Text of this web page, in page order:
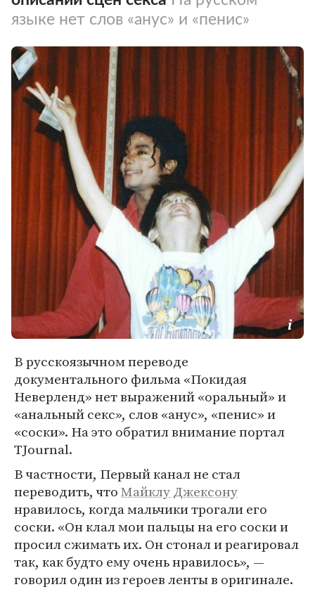
языке нет слов «анус» и «пенис»
В русскоязычном переводе
документального фильма «Покидая
Неверленд» нет выражений «оральный» и
«анальный секс», слов «анус», «пенис» и
«соски». На это обратил внимание портал
TJournal.
В частности, Первый канал не стал
переводить, чтоМайклу Джексону
нравилось, когда мальчики трогали его
соски. «Он клал мои пальцы на его соски и
просил сжимать их. Он стонал и реагировал
так, как будто ему очень нравилось», —
говорил один из героев ленты в оригинале.